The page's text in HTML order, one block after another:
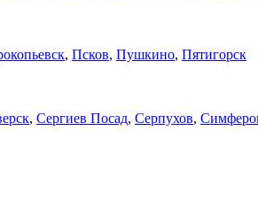
, Псков, Пушкино, Пятигорск
, Сергиев Посад, Серпухов,